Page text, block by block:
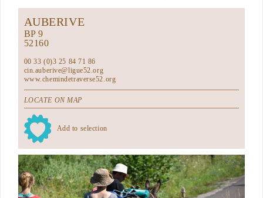
AUBERIVE
BP 9
52160
00 33 (0)3 25 84 71 86
cin.auberive@ligue52.org
www.chemindetraverse52.org
LOCATE ON MAP
Add to selection